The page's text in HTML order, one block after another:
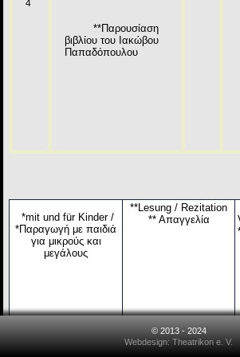
4
**Παρουσίαση
βιβλίου του Ιακώβου
Παπαδόπουλου
*mit und für Kinder /
*Παραγωγή με παιδιά
για μικρούς και
μεγάλους
**Lesung / Rezitation
** Aπαγγελία
© 2013 - 2024
Webdesign: Theatrikon e. V.